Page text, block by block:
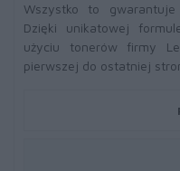
Wszystko to gwarantuje
Dzięki unikatowej
użyciu tonerów firmy
pierwszej do ostatniej